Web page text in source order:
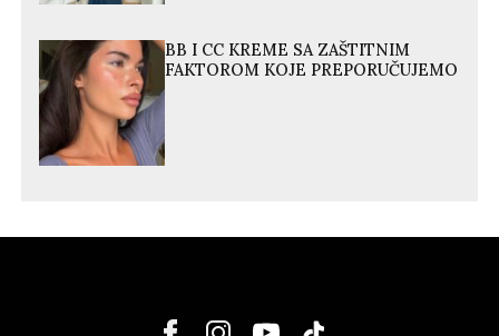
BB I CC KREME SA ZAŠTITNIM
FAKTOROM KOJE PREPORUČUJEMO